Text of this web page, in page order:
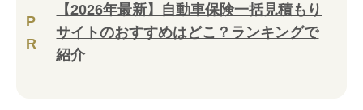
P
R
【2026年最新】自動車保険一括見積もり
サイトのおすすめはどこ？ランキングで
紹介